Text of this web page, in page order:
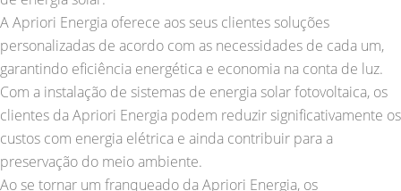
A Apriori Energia oferece aos seus clientes soluções
personalizadas de acordo com as necessidades de cada um,
garantindo eficiência energética e economia na conta de luz.
Com a instalação de sistemas de energia solar fotovoltaica, os
clientes da Apriori Energia podem reduzir significativamente os
custos com energia elétrica e ainda contribuir para a
preservação do meio ambiente.
Ao se tornar um franqueado da Apriori Energia, os